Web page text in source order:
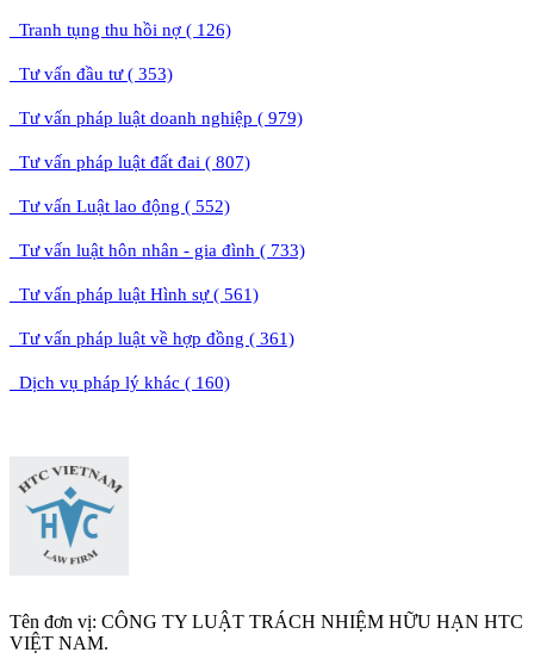
Tranh tụng thu hồi nợ ( 126)
Tư vấn đầu tư ( 353)
Tư vấn pháp luật doanh nghiệp ( 979)
Tư vấn pháp luật đất đai ( 807)
Tư vấn Luật lao động ( 552)
Tư vấn luật hôn nhân - gia đình ( 733)
Tư vấn pháp luật Hình sự ( 561)
Tư vấn pháp luật về hợp đồng ( 361)
Dịch vụ pháp lý khác ( 160)
Tên đơn vị: CÔNG TY LUẬT TRÁCH NHIỆM HỮU HẠN HTC
VIỆT NAM.